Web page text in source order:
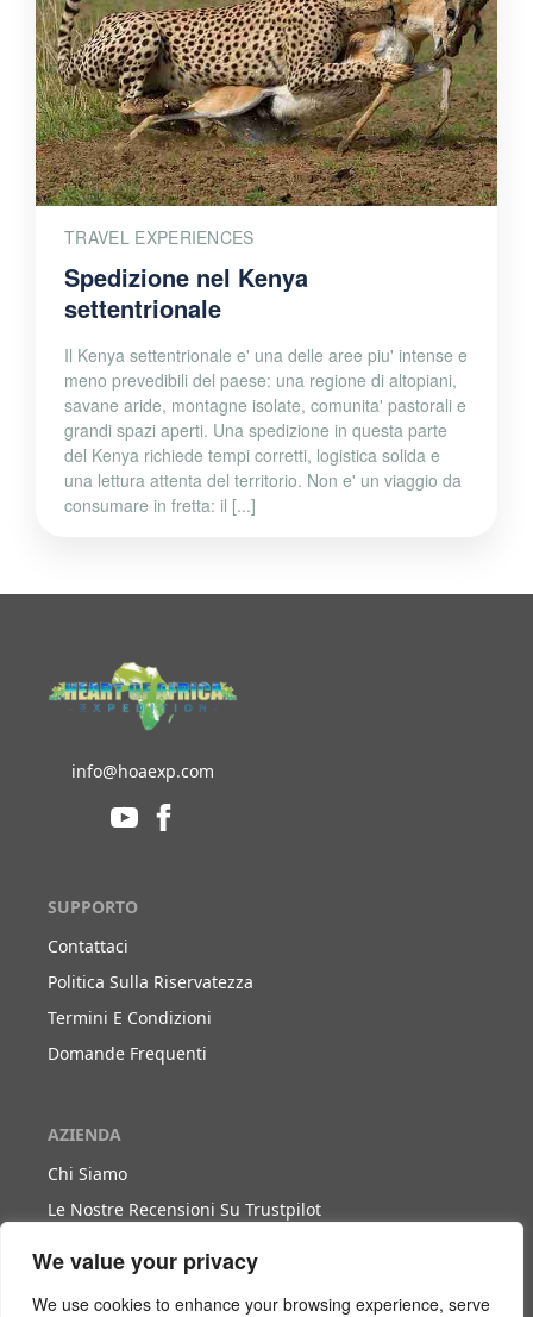
We value your privacy
We use cookies to enhance your browsing experience, serve
TRAVEL EXPERIENCES
Spedizione nel Kenya
settentrionale
Il Kenya settentrionale e' una delle aree piu' intense e
meno prevedibili del paese: una regione di altopiani,
savane aride, montagne isolate, comunita' pastorali e
grandi spazi aperti. Una spedizione in questa parte
del Kenya richiede tempi corretti, logistica solida e
una lettura attenta del territorio. Non e' un viaggio da
consumare in fretta: il [...]
info@hoaexp.com
SUPPORTO
Contattaci
Politica Sulla Riservatezza
Termini E Condizioni
Domande Frequenti
AZIENDA
Chi Siamo
Le Nostre Recensioni Su Trustpilot